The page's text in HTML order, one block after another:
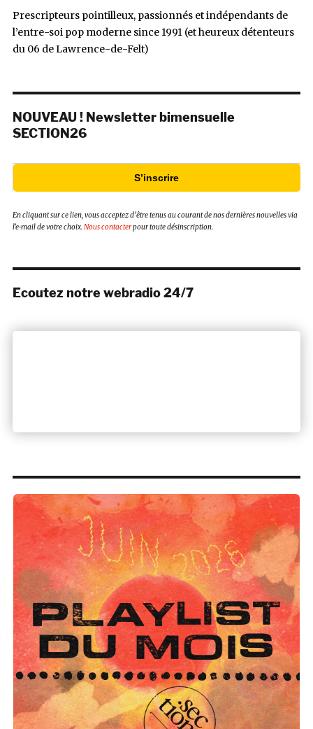
Prescripteurs pointilleux, passionnés et indépendants de
l’entre-soi pop moderne since 1991 (et heureux détenteurs
du 06 de Lawrence-de-Felt)
NOUVEAU ! Newsletter bimensuelle
SECTION26
S’inscrire
En cliquant sur ce lien, vous acceptez d’être tenus au courant de nos dernières nouvelles via
l’e-mail de votre choix.Nous contacterpour toute désinscription.
Ecoutez notre webradio 24/7